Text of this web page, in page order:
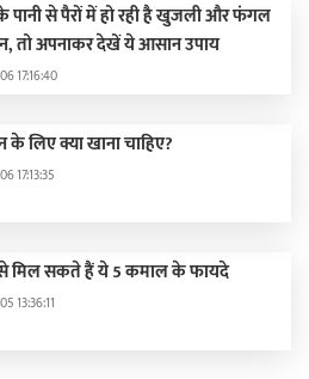
पानी से पैरों में हो रही है खुजली और फंगल
तो अपनाकर देखें ये आसान उपाय
17:16:40
के लिए क्या खाना चाहिए?
17:13:35
मिल सकते हैं ये 5 कमाल के फायदे
13:36:11